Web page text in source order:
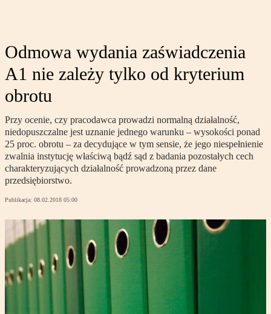
Odmowa wydania zaświadczenia
A1 nie zależy tylko od kryterium
obrotu
Przy ocenie, czy pracodawca prowadzi normalną działalność,
niedopuszczalne jest uznanie jednego warunku – wysokości ponad
25 proc. obrotu – za decydujące w tym sensie, że jego niespełnienie
zwalnia instytucję właściwą bądź sąd z badania pozostałych cech
charakteryzujących działalność prowadzoną przez dane
przedsiębiorstwo.
Publikacja: 08.02.2018 05:00